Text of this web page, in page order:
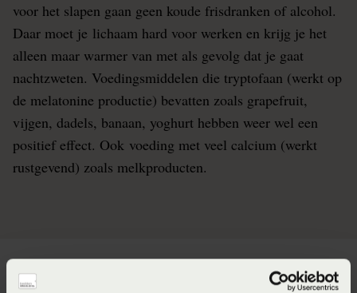
voor het slapen gaan geen koude frisdranken of alcohol.
Daar moet je lichaam hard voor werken en krijg je het
alleen maar warmer van met als gevolg dat je gaat
nachtzweten. Voedingsmiddelen die tryptofaan (werkt op
de melatonine productie) bevatten zoals grapefruit,
vijgen, dadels, banaan, yoghurt hebben weer wel een
positief effect. Ook voeding met veel calcium (werkt
rustgevend) zoals melkproducten.